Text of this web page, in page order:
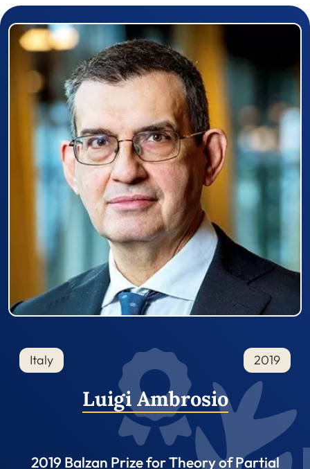
Prizewinner detail
Italy 2019
Luigi Ambrosio
2019 Balzan Prize for Theory of Partial